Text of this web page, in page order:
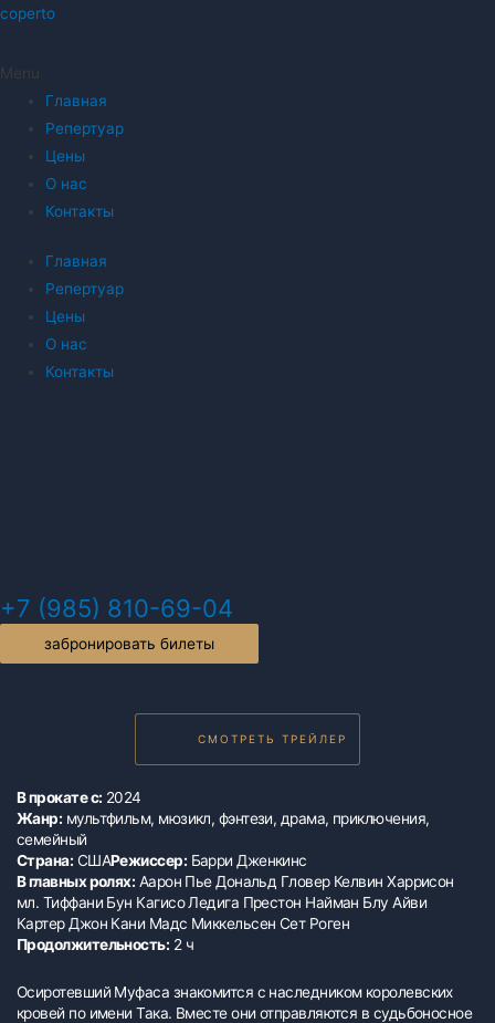
coperto
Menu
Главная
Репертуар
Цены
О нас
Контакты
Главная
Репертуар
Цены
О нас
Контакты
+7 (985) 810-69-04
забронировать билеты
СМОТРЕТЬ ТРЕЙЛЕР
В прокате с: 2024
Жанр: мультфильм, мюзикл, фэнтези, драма, приключения,
семейный
Страна: СШАРежиссер: Барри Дженкинс
В главных ролях: Аарон Пье Дональд Гловер Келвин Харрисон
мл. Тиффани Бун Кагисо Ледига Престон Найман Блу Айви
Картер Джон Кани Мадс Миккельсен Сет Роген
Продолжительность: 2 ч
Осиротевший Муфаса знакомится с наследником королевских
кровей по имени Така. Вместе они отправляются в судьбоносное